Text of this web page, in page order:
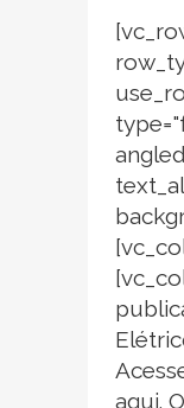
aqui.